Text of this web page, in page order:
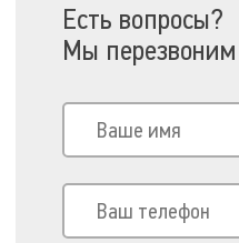
Есть вопросы?
Мы